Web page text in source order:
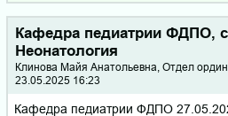
Кафедра педиатрии ФДПО,
Неонатология
Кли­но­ва Майя Ана­то­ль­евна, Отдел
23.05.2025 16:23
Кафедра педиатрии ФДПО